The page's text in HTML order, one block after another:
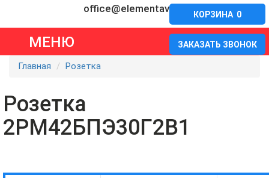
office@elementavia.ru
ЗАКАЗАТЬ ЗВОНОК
КОРЗИНА 0
МЕНЮ
Главная Розетка
Розетка
2РМ42БПЭ30Г2В1